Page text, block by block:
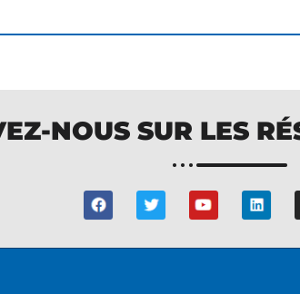
NOUS SUR LES